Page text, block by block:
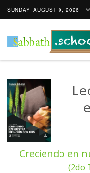
SUNDAY, AUGUST 9, 2026
Creciendo en
(2do